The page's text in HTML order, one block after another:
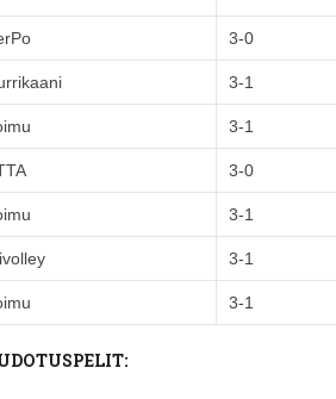
3-0
3-1
3-1
3-0
3-1
3-1
3-1